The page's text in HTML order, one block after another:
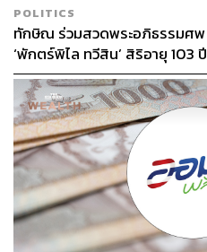
POLITICS
ทักษิณ ร่วมสวดพระอภิธรรมศพ
‘พักตร์พิไล ทวีสิน’ สิริอายุ 103
หลากวงการร่วมอาลัย